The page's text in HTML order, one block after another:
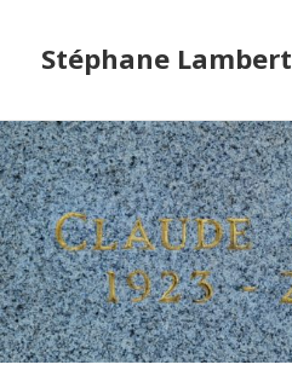
Stéphane Lambert